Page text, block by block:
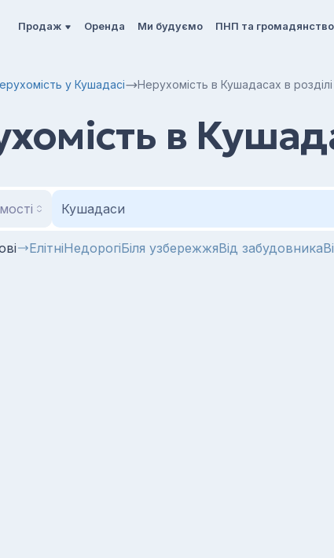
Продаж Оренда Ми будуємо ПНП та громадянство
у Кушадасі Нерухомість в Кушадасах в розділі
в
Кушадаси
ЕлітніНедорогіБіля узбережжяВід забудовника